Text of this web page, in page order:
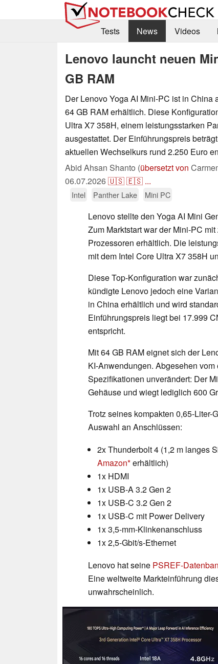
Tests
News Videos
Lenovo launcht neuen
GB RAM
Der Lenovo Yoga AI Mini-PC ist in China
64 GB RAM erhältlich. Diese
Ultra X7 358H, einem leistungsstarken
ausgestattet. Der Einführungspreis
aktuellen Wechselkurs rund 2.250 Euro
Abid Ahsan Shanto (übersetzt von
06.07.2026🇺🇸🇪🇸 ...
Intel Panther Lake Mini PC
Lenovo stellte den Yoga AI Mini
Zum Marktstart war der Mini-PC
Prozessoren erhältlich. Die
mit dem Intel Core Ultra X7 358H
Diese Top-Konfiguration war
kündigte Lenovo jedoch eine
in China erhältlich und wird
Einführungspreis liegt bei 17.999
entspricht.
Mit 64 GB RAM eignet sich der
KI-Anwendungen. Abgesehen
Spezifikationen unverändert: Der
Gehäuse und wiegt lediglich 600
Trotz seines kompakten 0,65-
Auswahl an Anschlüssen:
2x Thunderbolt 4 (1,2 m langes
Amazon erhältlich)
1x HDMI
1x USB-A 3.2 Gen 2
1x USB-C 3.2 Gen 2
1x USB-C mit Power Delivery
1x 3,5-mm-Klinkenanschluss
1x 2,5-Gbit/s-Ethernet
Lenovo hat seine PSREF-
Eine weltweite Markteinführung
unwahrscheinlich.